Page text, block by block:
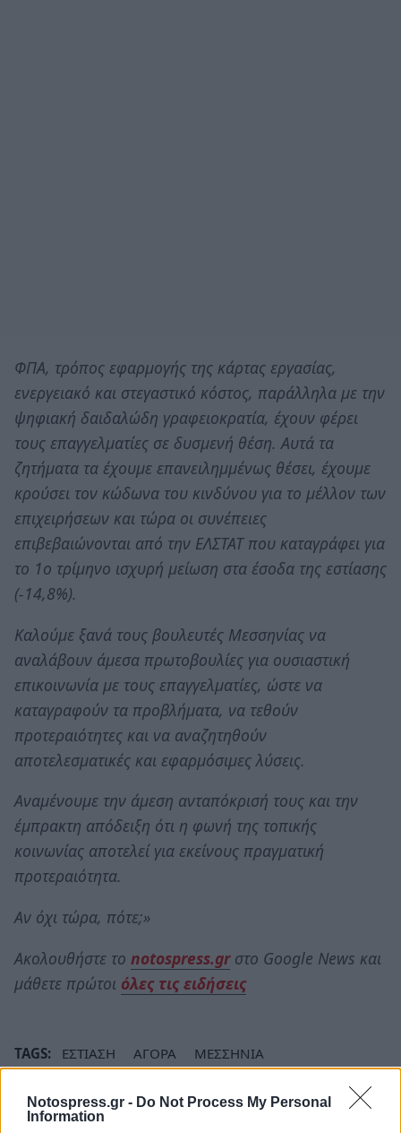
Notospress.gr - Do Not Process My Personal
Information
ΦΠΑ, τρόπος εφαρμογής της κάρτας εργασίας,
ενεργειακό και στεγαστικό κόστος, παράλληλα με την
ψηφιακή δαιδαλώδη γραφειοκρατία, έχουν φέρει
τους επαγγελματίες σε δυσμενή θέση. Αυτά τα
ζητήματα τα έχουμε επανειλημμένως θέσει, έχουμε
κρούσει τον κώδωνα του κινδύνου για το μέλλον των
επιχειρήσεων και τώρα οι συνέπειες
επιβεβαιώνονται από την ΕΛΣΤΑΤ που καταγράφει για
το 1ο τρίμηνο ισχυρή μείωση στα έσοδα της εστίασης
(-14,8%).
Καλούμε ξανά τους βουλευτές Μεσσηνίας να
αναλάβουν άμεσα πρωτοβουλίες για ουσιαστική
επικοινωνία με τους επαγγελματίες, ώστε να
καταγραφούν τα προβλήματα, να τεθούν
προτεραιότητες και να αναζητηθούν
αποτελεσματικές και εφαρμόσιμες λύσεις.
Αναμένουμε την άμεση ανταπόκρισή τους και την
έμπρακτη απόδειξη ότι η φωνή της τοπικής
κοινωνίας αποτελεί για εκείνους πραγματική
προτεραιότητα.
Αν όχι τώρα, πότε;»
Ακολουθήστε το notospress.grστο Google News και
μάθετε πρώτοι όλες τις ειδήσεις
TAGS: ΕΣΤΙΑΣΗ ΑΓΟΡΑ ΜΕΣΣΗΝΙΑ